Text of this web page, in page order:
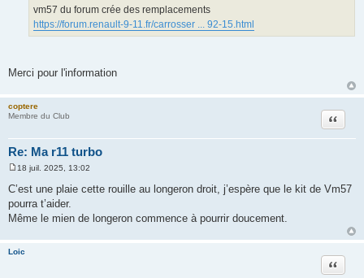
vm57 du forum crée des remplacements
https://forum.renault-9-11.fr/carrosser ... 92-15.html
Merci pour l'information
coptere
Membre du Club
Re: Ma r11 turbo
Citation
s
s
a
g
18 juil. 2025, 13:02
C’est une plaie cette rouille au longeron droit, j’espère que le kit de Vm57
pourra t’aider.
Même le mien de longeron commence à pourrir doucement.
Loic
Citation